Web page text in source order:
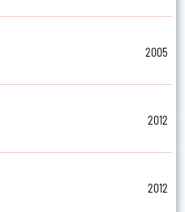
2005
2012
2012